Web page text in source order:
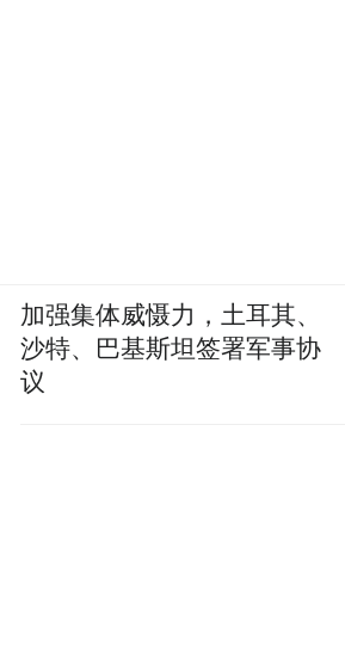
加强集体威慑力，土耳其、
沙特、巴基斯坦签署军事协
议